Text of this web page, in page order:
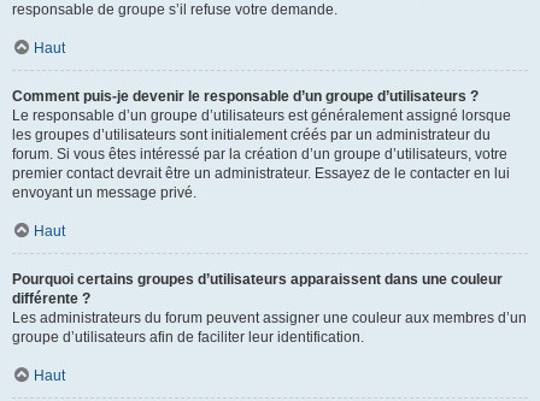
responsable de groupe s’il refuse votre demande.
Haut
Comment puis-je devenir le responsable d’un groupe d’utilisateurs ?
Le responsable d’un groupe d’utilisateurs est généralement assigné lorsque
les groupes d’utilisateurs sont initialement créés par un administrateur du
forum. Si vous êtes intéressé par la création d’un groupe d’utilisateurs, votre
premier contact devrait être un administrateur. Essayez de le contacter en lui
envoyant un message privé.
Haut
Pourquoi certains groupes d’utilisateurs apparaissent dans une couleur
différente ?
Les administrateurs du forum peuvent assigner une couleur aux membres d’un
groupe d’utilisateurs afin de faciliter leur identification.
Haut